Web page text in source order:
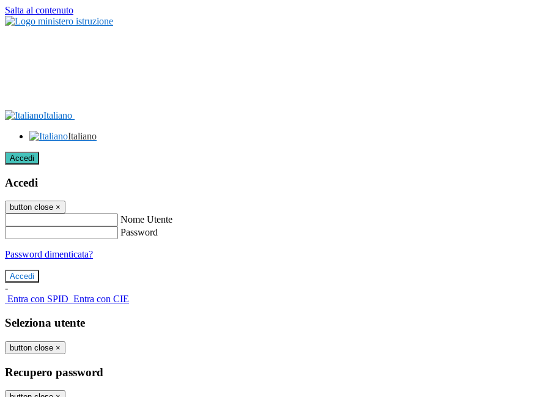
Salta al contenuto
Italiano
Italiano
Accedi
Accedi
button close ×
Nome Utente
Password
Password dimenticata?
-
Entra con SPID Entra con CIE
Seleziona utente
button close ×
Recupero password